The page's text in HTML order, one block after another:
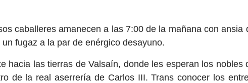
caballeres amanecen a las 7:00 de la mañana con ansia
fugaz a la par de enérgico desayuno.
hacia las tierras de Valsaín, donde les esperan los nobles
de la real aserrería de Carlos III. Trans conocer los